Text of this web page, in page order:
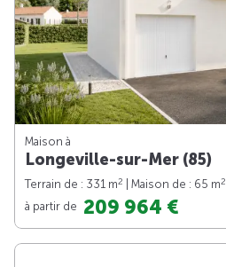
Maison à
Longeville-sur-Mer (85)
Terrain de : 331 m2 | Maison de : 65 m2
à partir de 209 964 €